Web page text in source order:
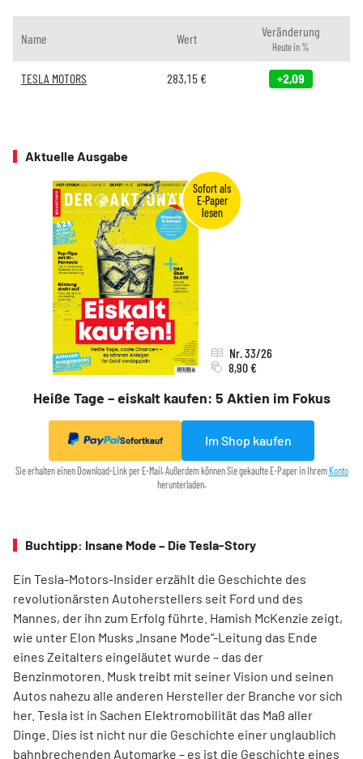
Name Wert Veränderung
Heute in %
TESLA MOTORS 283,15 € +2,09
Aktuelle Ausgabe
Heiße Tage – eiskalt kaufen: 5 Aktien im Fokus
Nr. 33/26
8,90 €
Sofortkauf Im Shop kaufen
Sie erhalten einen Download-Link per E-Mail. Außerdem können Sie gekaufte E-Paper in IhremKonto
herunterladen.
Buchtipp: Insane Mode – Die Tesla-Story
Ein Tesla-Motors-Insider erzählt die Geschichte des
revolutionärsten Autoherstellers seit Ford und des
Mannes, der ihn zum Erfolg führte. Hamish McKenzie zeigt,
wie unter Elon Musks „Insane Mode“-Leitung das Ende
eines Zeitalters eingeläutet wurde – das der
Benzinmotoren. Musk treibt mit seiner Vision und seinen
Autos nahezu alle anderen Hersteller der Branche vor sich
her. Tesla ist in Sachen Elektromobilität das Maß aller
Dinge. Dies ist nicht nur die Geschichte einer unglaublich
bahnbrechenden Automarke – es ist die Geschichte eines